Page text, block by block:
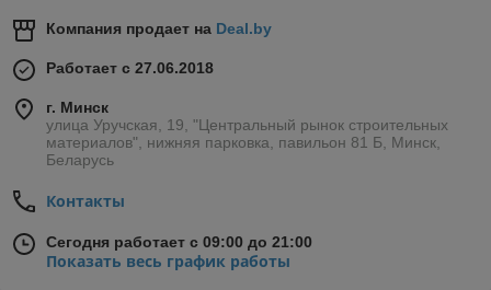
Компания продает на Deal.by
Работает с 27.06.2018
г. Минск
улица Уручская, 19, "Центральный рынок строительных
материалов", нижняя парковка, павильон 81 Б, Минск,
Беларусь
Контакты
Сегодня работает с 09:00 до 21:00
Показать весь график работы